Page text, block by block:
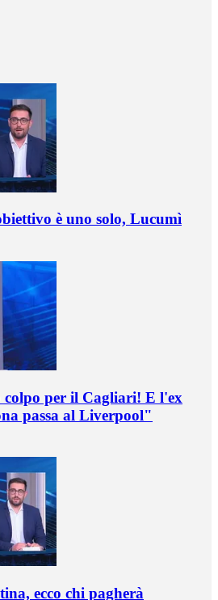
è uno solo, Lucumì
per il Cagliari! E l'ex
passa al Liverpool"
ecco chi pagherà